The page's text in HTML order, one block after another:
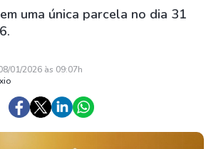
uma única parcela no dia 31
01/2026 às 09:07h